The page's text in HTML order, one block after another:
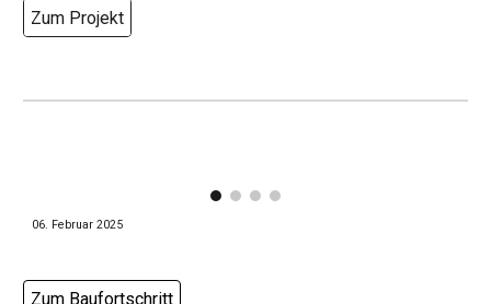
Zum Projekt
06. Februar 2025
Zum Baufortschritt